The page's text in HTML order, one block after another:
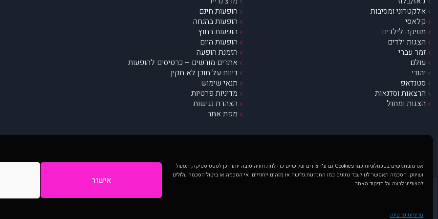
אנו משתמשים בטכנולוגיות כמו Cookies גם ע"י צדדים שלישיים כדי לתת חוויה טובה יותר וכן לסטטיסטיקה, תפעול
ושיווק. הסכמה תאפשר לנו לעבד נתונים כמו התנהגות גלישה או מזהים ייחודיים. אי־הסכמה או ביטול הסכמה עלולים
להשפיע לרעה על תפקוד האתר.
אישור
מדיניות פרטיות
אלקטרוני ומסיבות
קלאסי
מוזיקה לילדים
הצגות ילדים
זמר עברי
עולם
יהודי
סטנדאפ
הרצאות וסדנאות
הצגות ומחול
הופעות חינם
הופעות בהנחה
הופעות בחוץ
הופעות היום
הזמנת הופעה
אתרים מורשים – כרטיסים להופעות
דיווח על תוכן לא תקין
תנאי שימוש
מדיניות פרטיות
הצהרת נגישות
מפת אתר